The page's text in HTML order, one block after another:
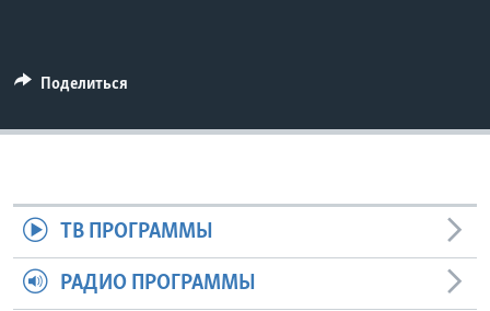
Поделиться
ТВ ПРОГРАММЫ
РАДИО ПРОГРАММЫ